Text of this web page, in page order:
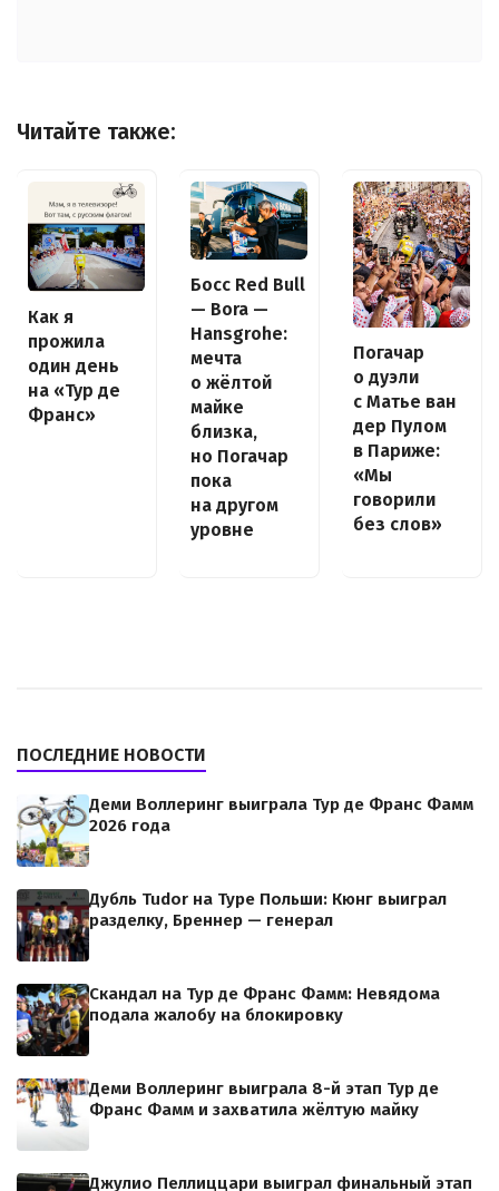
Читайте также:
Как я
прожила
один день
на «Тур де
Франс»
Босс Red Bull
— Bora —
Hansgrohe:
мечта
о жёлтой
майке
близка,
но Погачар
пока
на другом
уровне
Погачар
о дуэли
с Матье ван
дер Пулом
в Париже:
«Мы
говорили
без слов»
ПОСЛЕДНИЕ НОВОСТИ
Деми Воллеринг выиграла Тур де Франс Фамм
2026 года
Дубль Tudor на Туре Польши: Кюнг выиграл
разделку, Бреннер — генерал
Скандал на Тур де Франс Фамм: Невядома
подала жалобу на блокировку
Деми Воллеринг выиграла 8-й этап Тур де
Франс Фамм и захватила жёлтую майку
Джулио Пеллиццари выиграл финальный этап